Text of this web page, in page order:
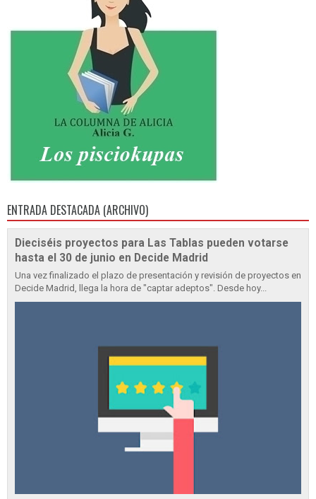
ENTRADA DESTACADA (ARCHIVO)
Dieciséis proyectos para Las Tablas pueden votarse
hasta el 30 de junio en Decide Madrid
Una vez finalizado el plazo de presentación y revisión de proyectos en
Decide Madrid, llega la hora de "captar adeptos". Desde hoy...